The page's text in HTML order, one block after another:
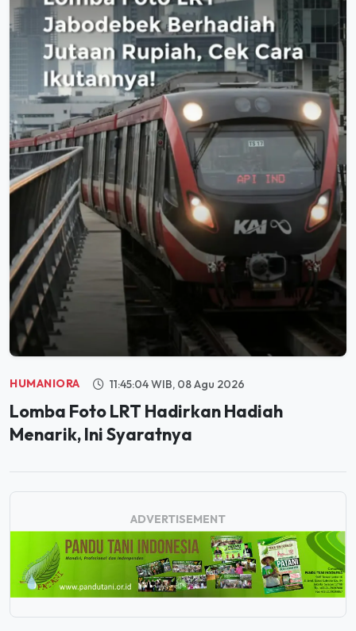
HUMANIORA 11:45:04 WIB, 08 Agu 2026
Lomba Foto LRT Hadirkan Hadiah
Menarik, Ini Syaratnya
ADVERTISEMENT